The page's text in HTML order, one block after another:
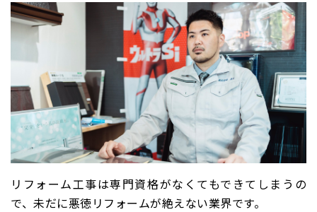
リフォーム工事は専門資格がなくてもできてしまうの
で、未だに悪徳リフォームが絶えない業界です。